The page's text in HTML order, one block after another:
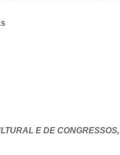
E DE CONGRESSOS,